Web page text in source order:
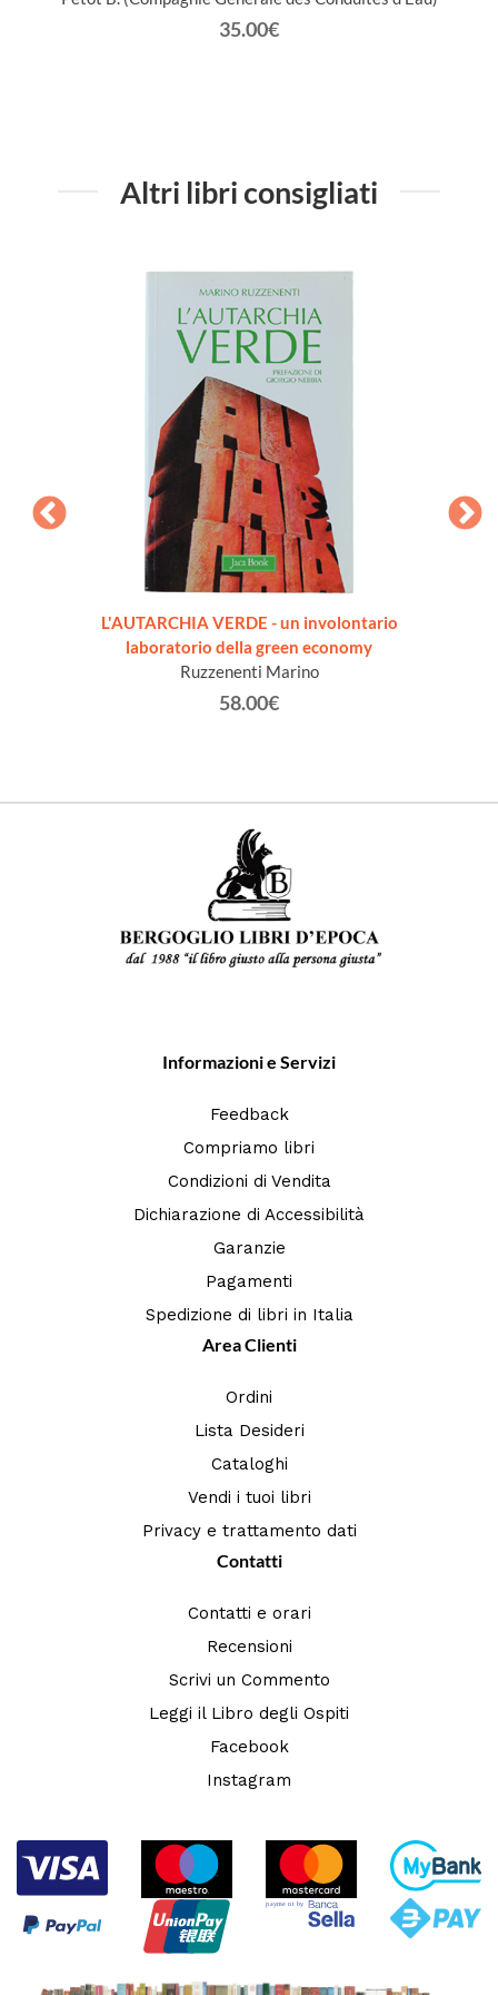
35.00€
Altri libri consigliati
L'AUTARCHIA VERDE - un involontario
laboratorio della green economy
Ruzzenenti Marino
58.00€
Informazioni e Servizi
Feedback
Compriamo libri
Condizioni di Vendita
Dichiarazione di Accessibilità
Garanzie
Pagamenti
Spedizione di libri in Italia
Area Clienti
Ordini
Lista Desideri
Cataloghi
Vendi i tuoi libri
Privacy e trattamento dati
Contatti
Contatti e orari
Recensioni
Scrivi un Commento
Leggi il Libro degli Ospiti
Facebook
Instagram